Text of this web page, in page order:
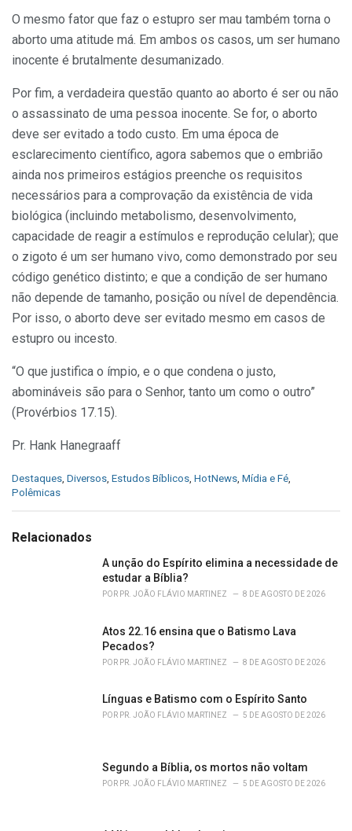
O mesmo fator que faz o estupro ser mau também torna o
aborto uma atitude má. Em ambos os casos, um ser humano
inocente é brutalmente desumanizado.
Por fim, a verdadeira questão quanto ao aborto é ser ou não
o assassinato de uma pessoa inocente. Se for, o aborto
deve ser evitado a todo custo. Em uma época de
esclarecimento científico, agora sabemos que o embrião
ainda nos primeiros estágios preenche os requisitos
necessários para a comprovação da existência de vida
biológica (incluindo metabolismo, desenvolvimento,
capacidade de reagir a estímulos e reprodução celular); que
o zigoto é um ser humano vivo, como demonstrado por seu
código genético distinto; e que a condição de ser humano
não depende de tamanho, posição ou nível de dependência.
Por isso, o aborto deve ser evitado mesmo em casos de
estupro ou incesto.
“O que justifica o ímpio, e o que condena o justo,
abomináveis são para o Senhor, tanto um como o outro”
(Provérbios 17.15).
Pr. Hank Hanegraaff
C
a
g
Destaques Diversos Estudos Bíblicos HotNews Mídia e Fé
Polêmicas
Relacionados
A unção do Espírito elimina a necessidade de
estudar a Bíblia?
POR PR. JOÃO FLÁVIO MARTINEZ 8 DE AGOSTO DE 2026
Atos 22.16 ensina que o Batismo Lava
Pecados?
POR PR. JOÃO FLÁVIO MARTINEZ 8 DE AGOSTO DE 2026
Línguas e Batismo com o Espírito Santo
POR PR. JOÃO FLÁVIO MARTINEZ 5 DE AGOSTO DE 2026
Segundo a Bíblia, os mortos não voltam
POR PR. JOÃO FLÁVIO MARTINEZ 5 DE AGOSTO DE 2026